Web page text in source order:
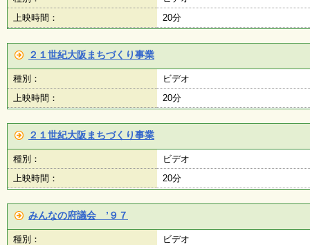
上映時間：
20分
２１世紀大阪まちづくり事業
種別：
ビデオ
上映時間：
20分
２１世紀大阪まちづくり事業
種別：
ビデオ
上映時間：
20分
みんなの府議会 ’９７
種別：
ビデオ